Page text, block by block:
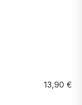
13,90 €